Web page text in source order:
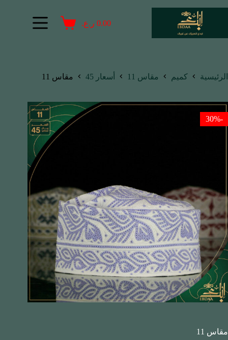
0.00 ر.ع.
الرئيسية كميم مقاس 11 أسعار 45 مقاس 11
-30%
مقاس 11